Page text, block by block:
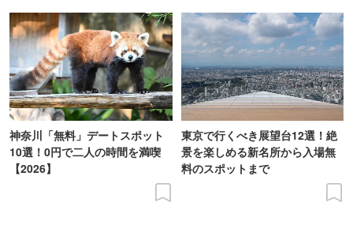
神奈川「無料」デートスポット
10選！0円で二人の時間を満喫
【2026】
東京で行くべき展望台12選！絶
景を楽しめる新名所から入場無
料のスポットまで